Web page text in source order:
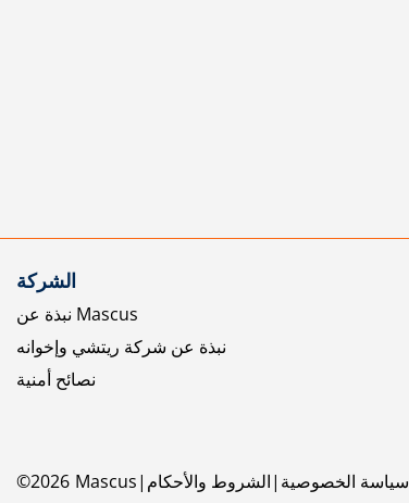
الشركة
نبذة عن Mascus
نبذة عن شركة ريتشي وإخوانه
نصائح أمنية
©2026 Mascus الشروط والأحكام سياسة الخصوصية